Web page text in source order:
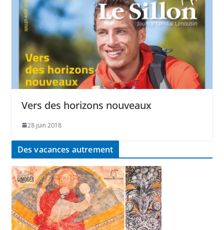
Vers des horizons nouveaux
28 juin 2018
Des vacances autrement